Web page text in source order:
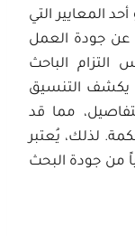
المعايير التي
عن جودة العمل
التزام الباحث
يكشف التنسيق
مما قد
لذلك، يُعتبر
من جودة البحث